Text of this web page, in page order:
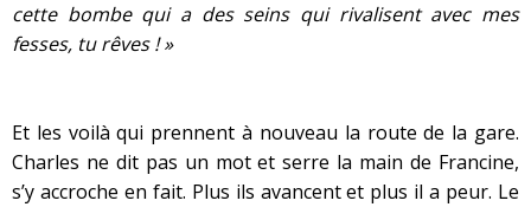
cette bombe qui a des seins qui rivalisent avec mes
fesses, tu rêves ! »
Et les voilà qui prennent à nouveau la route de la gare.
Charles ne dit pas un mot et serre la main de Francine,
s’y accroche en fait. Plus ils avancent et plus il a peur. Le